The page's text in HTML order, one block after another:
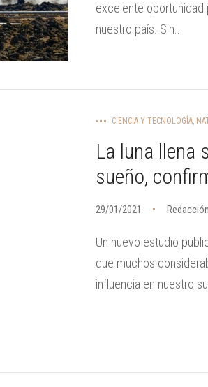
excelente oportunidad
nuestro país. Sin...
CIENCIA Y TECNOLOGÍA,
La luna llena
sueño,
29/01/2021
Un nuevo estudio
que muchos
influencia en nuestro